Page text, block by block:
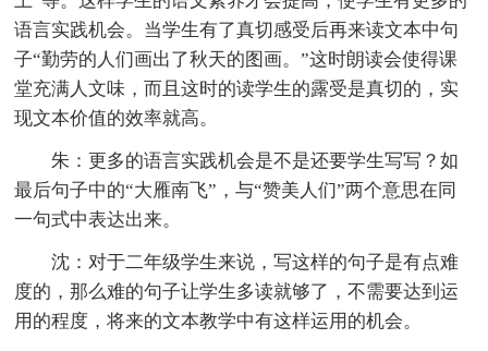
语言实践机会。当学生有了真切感受后再来读文本中句
子“勤劳的人们画出了秋天的图画。”这时朗读会使得课
堂充满人文味，而且这时的读学生的露受是真切的，实
现文本价值的效率就高。
朱：更多的语言实践机会是不是还要学生写写？如
最后句子中的“大雁南飞”，与“赞美人们”两个意思在同
一句式中表达出来。
沈：对于二年级学生来说，写这样的句子是有点难
度的，那么难的句子让学生多读就够了，不需要达到运
用的程度，将来的文本教学中有这样运用的机会。